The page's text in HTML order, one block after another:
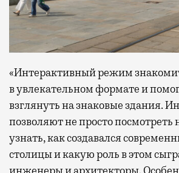
«Интерактивный режим
в увлекательном формате и
взглянуть на знаковые здания.
позволяют не просто посмотреть
узнать, как создавался
столицы и какую роль в этом